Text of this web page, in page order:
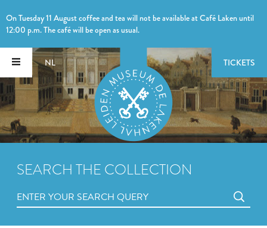
On Tuesday 11 August coffee and tea will not be available at Café Laken until
12:00 p.m. The café will be open as usual.
NL TICKETS
SEARCH THE COLLECTION